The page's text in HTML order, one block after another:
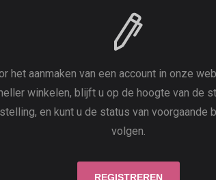
het aanmaken van een account in onze
winkelen, blijft u op de hoogte van de
en kunt u de status van voorgaande
volgen.